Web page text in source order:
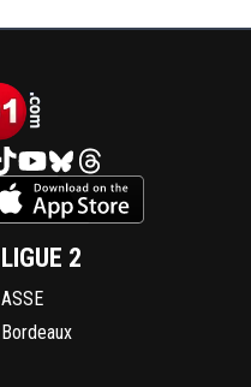
LIGUE 2
ASSE
Bordeaux